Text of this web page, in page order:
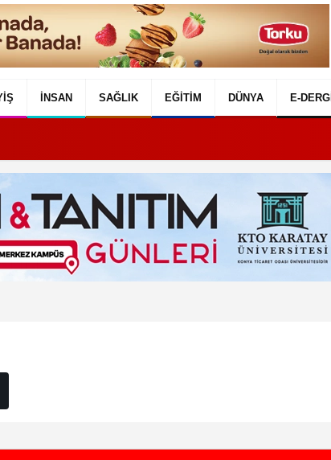
İNSAN SAĞLIK EĞITIM DÜNYA E-DERGI